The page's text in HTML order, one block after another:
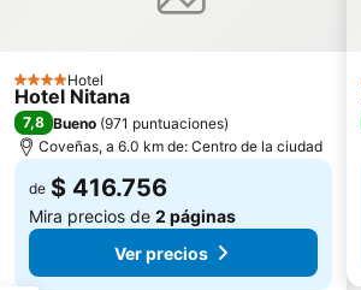
4 Estrellas
Hotel
Hotel Nitana
7,8 Bueno (971 puntuaciones)
Coveñas, a 6.0 km de: Centro de la ciudad
de $ 416.756
Mira precios de 2 páginas
Ver precios